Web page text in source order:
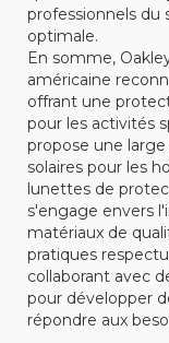
professionnels du
optimale.
En somme,
américaine
offrant une
pour les activités
propose une
solaires pour les
lunettes de
s'engage envers
matériaux de
pratiques
collaborant avec
pour développer
répondre aux